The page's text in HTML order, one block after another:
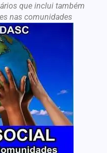
que inclui também
nas comunidades